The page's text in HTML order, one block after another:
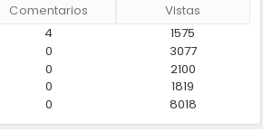
Comentarios
Vistas
4
1575
0
3077
0
2100
0
1819
0 8018